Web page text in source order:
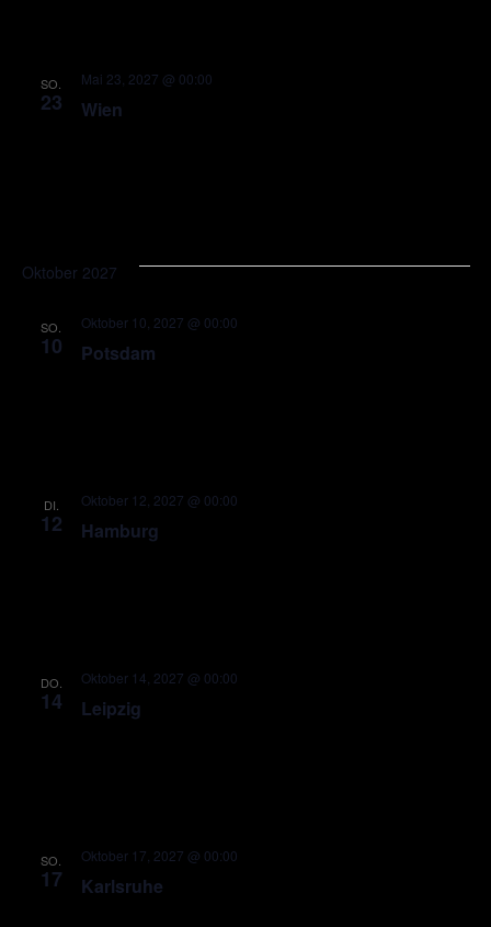
SO.
23 Wien
Mai 23, 2027 @ 00:00
Oktober 2027
SO.
10 Potsdam
Oktober 10, 2027 @ 00:00
DI.
12 Hamburg
Oktober 12, 2027 @ 00:00
DO.
14 Leipzig
Oktober 14, 2027 @ 00:00
SO.
17 Karlsruhe
Oktober 17, 2027 @ 00:00